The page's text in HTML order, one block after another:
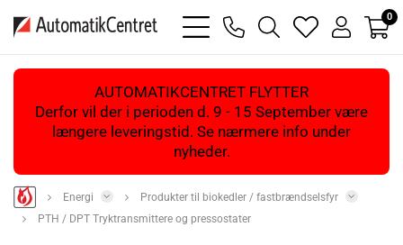
bars
light
phone
magnifying
glass
heart
light
user
light
0
AUTOMATIKCENTRET FLYTTER
Derfor vil der i perioden d. 9 - 15 September være
længere leveringstid. Se nærmere info under
nyheder.
Energi
Produkter til biokedler / fastbrændselsfyr
PTH / DPT Tryktransmittere og pressostater